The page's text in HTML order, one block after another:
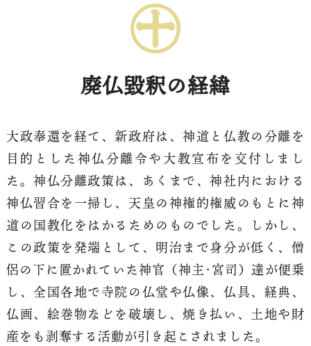
廃仏毀釈の経緯
大政奉還を経て、新政府は、神道と仏教の分離を
目的とした神仏分離令や大教宣布を交付しまし
た。神仏分離政策は、あくまで、神社内における
神仏習合を一掃し、天皇の神権的権威のもとに神
道の国教化をはかるためのものでした。しかし、
この政策を発端として、明治まで身分が低く、僧
侶の下に置かれていた神官（神主･宮司）達が便乗
し、全国各地で寺院の仏堂や仏像、仏具、経典、
仏画、絵巻物などを破壊し、焼き払い、土地や財
産をも剥奪する活動が引き起こされました。